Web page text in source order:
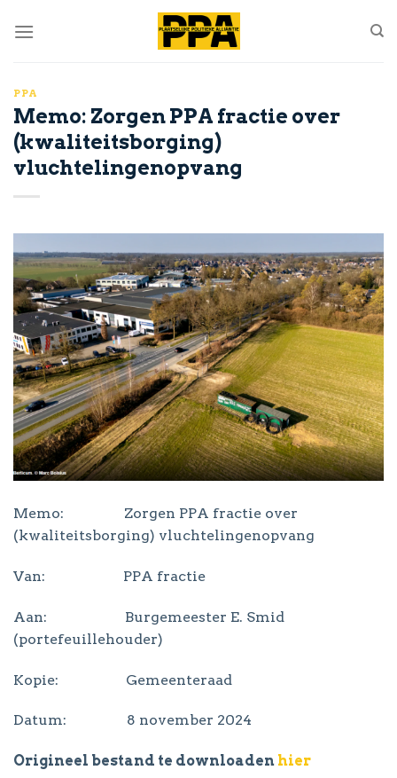
PPA
Memo: Zorgen PPA fractie over
(kwaliteitsborging)
vluchtelingenopvang
Memo: Zorgen PPA fractie over
(kwaliteitsborging) vluchtelingenopvang
Van: PPA fractie
Aan: Burgemeester E. Smid
(portefeuillehouder)
Kopie: Gemeenteraad
Datum: 8 november 2024
Origineel bestand te downloaden hier